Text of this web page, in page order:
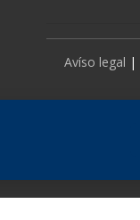
Avíso legal |